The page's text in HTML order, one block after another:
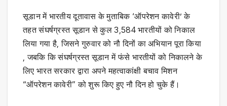
सूडान में भारतीय दूतावास के मुताबिक ‘ऑपरेशन कावेरी’ के
तहत संघर्षग्रस्त सूडान से कुल 3,584 भारतीयों को निकाल
लिया गया है, जिसने गुरुवार को नौ दिनों का अभियान पूरा किया
, जबकि कि संघर्षग्रस्त सूडान में फंसे भारतीयों को निकालने के
लिए भारत सरकार द्वारा अपने महत्वाकांक्षी बचाव मिशन
“ऑपरेशन कावेरी” को शुरू किए हुए नौ दिन हो चुके हैं।